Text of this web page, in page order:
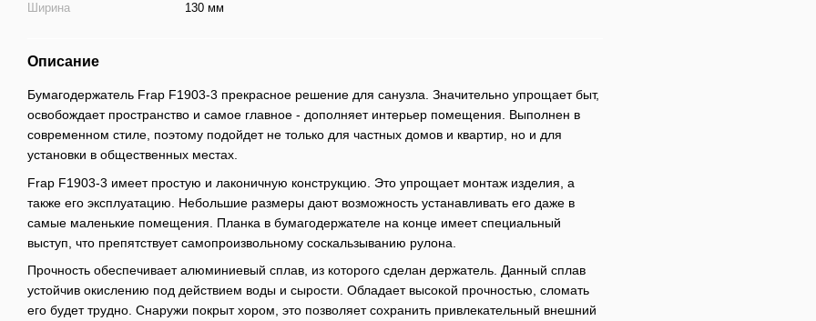
Ширина
130 мм
Описание
Бумагодержатель Frap F1903-3 прекрасное решение для санузла. Значительно упрощает быт,
освобождает пространство и самое главное - дополняет интерьер помещения. Выполнен в
современном стиле, поэтому подойдет не только для частных домов и квартир, но и для
установки в общественных местах.
Frap F1903-3 имеет простую и лаконичную конструкцию. Это упрощает монтаж изделия, а
также его эксплуатацию. Небольшие размеры дают возможность устанавливать его даже в
самые маленькие помещения. Планка в бумагодержателе на конце имеет специальный
выступ, что препятствует самопроизвольному соскальзыванию рулона.
Прочность обеспечивает алюминиевый сплав, из которого сделан держатель. Данный сплав
устойчив окислению под действием воды и сырости. Обладает высокой прочностью, сломать
его будет трудно. Снаружи покрыт хором, это позволяет сохранить привлекательный внешний